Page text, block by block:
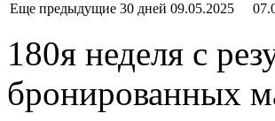
Еще предыдущие 30 дней 09.05.2025
180я неделя с
бронированных